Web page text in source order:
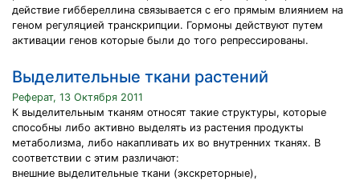
действие гиббереллина связывается с его прямым влиянием на
геном регуляцией транскрипции. Гормоны действуют путем
активации генов которые были до того репрессированы.
Выделительные ткани растений
Реферат, 13 Октября 2011
К выделительным тканям относят такие структуры, которые
способны либо активно выделять из растения продукты
метаболизма, либо накапливать их во внутренних тканях. В
соответствии с этим различают:
внешние выделительные ткани (экскреторные),